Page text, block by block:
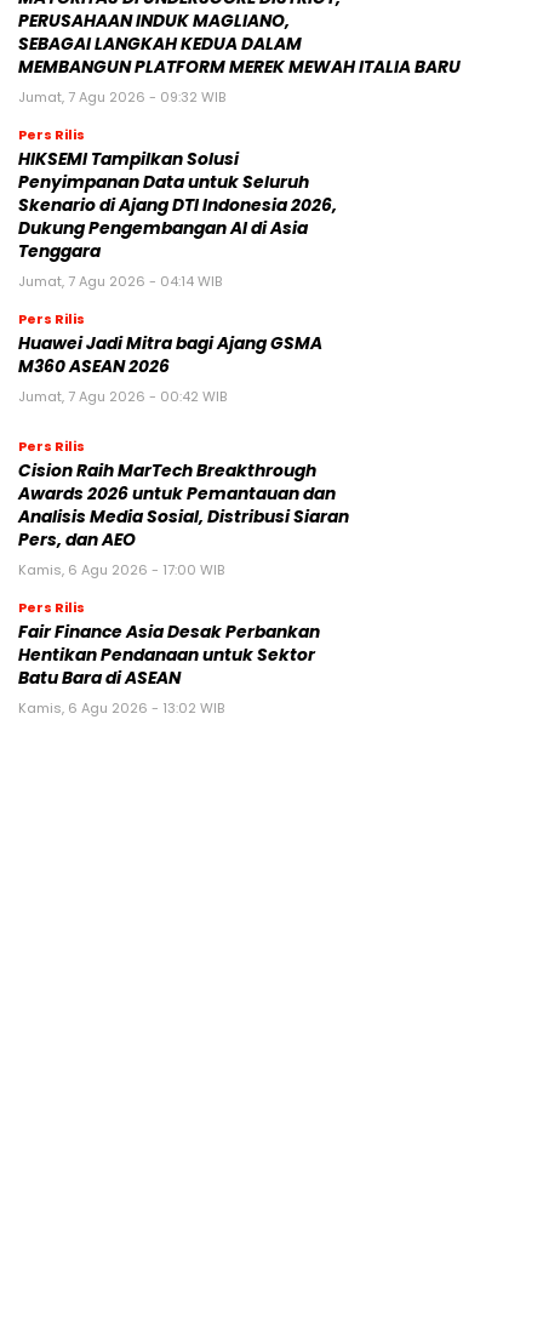
PERUSAHAAN INDUK MAGLIANO,
SEBAGAI LANGKAH KEDUA DALAM
MEMBANGUN PLATFORM MEREK MEWAH ITALIA BARU
Jumat, 7 Agu 2026 - 09:32 WIB
Pers Rilis
HIKSEMI Tampilkan Solusi
Penyimpanan Data untuk Seluruh
Skenario di Ajang DTI Indonesia 2026,
Dukung Pengembangan AI di Asia
Tenggara
Jumat, 7 Agu 2026 - 04:14 WIB
Pers Rilis
Huawei Jadi Mitra bagi Ajang GSMA
M360 ASEAN 2026
Jumat, 7 Agu 2026 - 00:42 WIB
Pers Rilis
Cision Raih MarTech Breakthrough
Awards 2026 untuk Pemantauan dan
Analisis Media Sosial, Distribusi Siaran
Pers, dan AEO
Kamis, 6 Agu 2026 - 17:00 WIB
Pers Rilis
Fair Finance Asia Desak Perbankan
Hentikan Pendanaan untuk Sektor
Batu Bara di ASEAN
Kamis, 6 Agu 2026 - 13:02 WIB